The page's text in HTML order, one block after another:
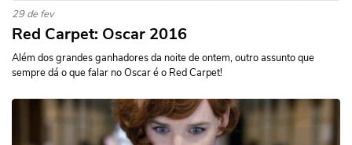
29 de fev
Red Carpet: Oscar 2016
Além dos grandes ganhadores da noite de ontem, outro assunto que
sempre dá o que falar no Oscar é o Red Carpet!